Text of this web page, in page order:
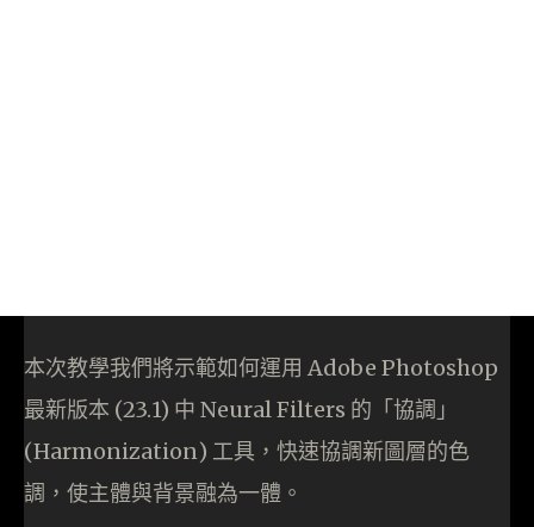
本次教學我們將示範如何運用 Adobe Photoshop
最新版本 (23.1) 中 Neural Filters 的「協調」
(Harmonization) 工具，快速協調新圖層的色
調，使主體與背景融為一體。